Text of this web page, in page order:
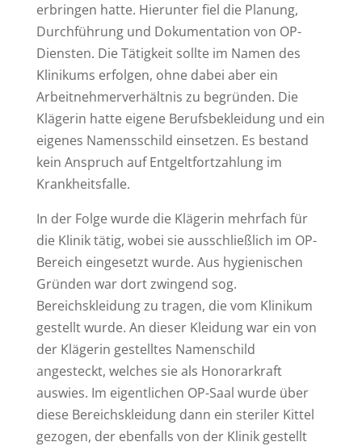
erbringen hatte. Hierunter fiel die Planung,
Durchführung und Dokumentation von OP-
Diensten. Die Tätigkeit sollte im Namen des
Klinikums erfolgen, ohne dabei aber ein
Arbeitnehmerverhältnis zu begründen. Die
Klägerin hatte eigene Berufsbekleidung und ein
eigenes Namensschild einsetzen. Es bestand
kein Anspruch auf Entgeltfortzahlung im
Krankheitsfalle.
In der Folge wurde die Klägerin mehrfach für
die Klinik tätig, wobei sie ausschließlich im OP-
Bereich eingesetzt wurde. Aus hygienischen
Gründen war dort zwingend sog.
Bereichskleidung zu tragen, die vom Klinikum
gestellt wurde. An dieser Kleidung war ein von
der Klägerin gestelltes Namenschild
angesteckt, welches sie als Honorarkraft
auswies. Im eigentlichen OP-Saal wurde über
diese Bereichskleidung dann ein steriler Kittel
gezogen, der ebenfalls von der Klinik gestellt